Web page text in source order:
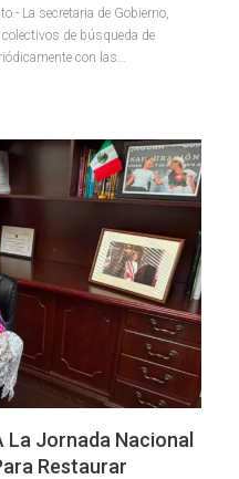
La secretaria de Gobierno,
de búsqueda de
con las
La Jornada Nacional
Restaurar